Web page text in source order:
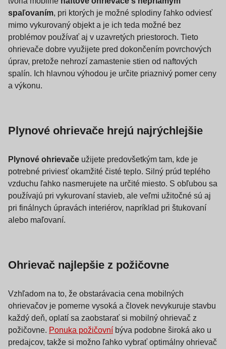
spaľovaním, pri ktorých je možné splodiny ľahko odviesť
mimo vykurovaný objekt a je ich teda možné bez
problémov používať aj v uzavretých priestoroch. Tieto
ohrievače dobre využijete pred dokončením povrchových
úprav, pretože nehrozí zamastenie stien od naftových
spalín. Ich hlavnou výhodou je určite priaznivý pomer ceny
a výkonu.
Plynové ohrievače hrejú najrýchlejšie
Plynové ohrievače užijete predovšetkým tam, kde je
potrebné priviesť okamžité čisté teplo. Silný prúd teplého
vzduchu ľahko nasmerujete na určité miesto. S obľubou sa
používajú pri vykurovaní stavieb, ale veľmi užitočné sú aj
pri finálnych úpravách interiérov, napríklad pri štukovaní
alebo maľovaní.
Ohrievač najlepšie z požičovne
Vzhľadom na to, že obstarávacia cena mobilných
ohrievačov je pomerne vysoká a človek nevykuruje stavbu
každý deň, oplatí sa zaobstarať si mobilný ohrievač z
požičovne. Ponuka požičovní býva podobne široká ako u
predajcov, takže si možno ľahko vybrať optimálny ohrievač